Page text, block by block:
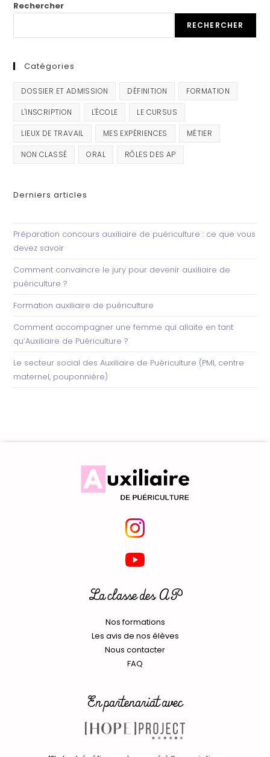
Rechercher
RECHERCHER
Catégories
DOSSIER ET ADMISSION DÉFINITION FORMATION
L'INSCRIPTION L'ÉCOLE LE CURSUS
LIEUX DE TRAVAIL MES EXPÉRIENCES MÉTIER
NON CLASSÉ ORAL RÔLES DES AP
Derniers articles
Préparation concours auxiliaire de puériculture : ce que vous
devez savoir
Comment convaincre le jury pour devenir auxiliaire de
puériculture ?
Formation auxiliaire de puériculture
Comment accompagner une femme qui allaite en tant
qu’Auxiliaire de Puériculture ?
Le secteur social des Auxiliaire de Puériculture (PMI, centre
maternel, pouponnière)
La classe des AP
Nos formations
Les avis de nos élèves
Nous contacter
FAQ
En partenariat avec